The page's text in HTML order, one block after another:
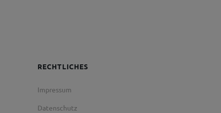
RECHTLICHES
Impressum
Datenschutz